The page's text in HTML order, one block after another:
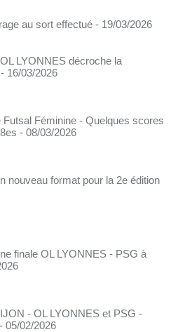
au sort effectué - 19/03/2026
LYONNES décroche la
- 16/03/2026
Futsal Féminine - Quelques scores
- 08/03/2026
nouveau format pour la 2e édition
finale OL LYONNES - PSG à
- OL LYONNES et PSG -
- 05/02/2026